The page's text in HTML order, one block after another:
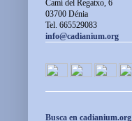
Camí del Regatxo, 6
03700 Dénia
Tel. 665529083
info@cadianium.org
Busca en cadianium.org